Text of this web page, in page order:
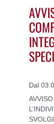
Dal